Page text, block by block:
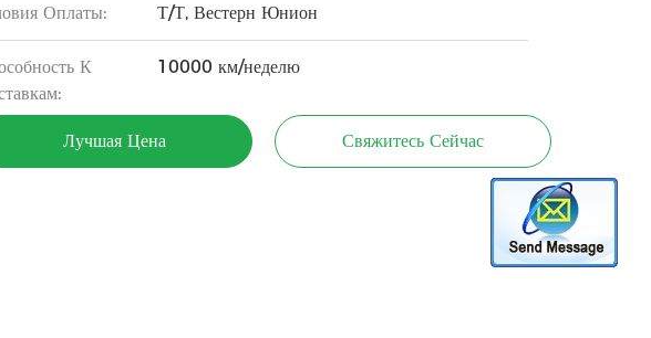
Оплаты: Т/Т, Вестерн Юнион
К
10000 км/неделю
Лучшая Цена Свяжитесь Сейчас